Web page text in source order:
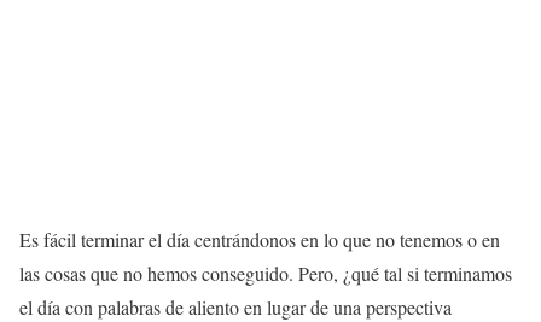
Es fácil terminar el día centrándonos en lo que no tenemos o en
las cosas que no hemos conseguido. Pero, ¿qué tal si terminamos
el día con palabras de aliento en lugar de una perspectiva